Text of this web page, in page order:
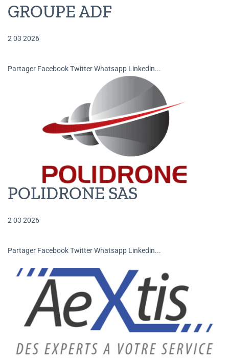
GROUPE ADF
2 03 2026
Partager Facebook Twitter Whatsapp Linkedin...
POLIDRONE SAS
2 03 2026
Partager Facebook Twitter Whatsapp Linkedin...